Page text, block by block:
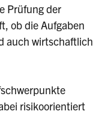
Prüfung der
ob die Aufgaben
auch wirtschaftlich
risikoorientiert